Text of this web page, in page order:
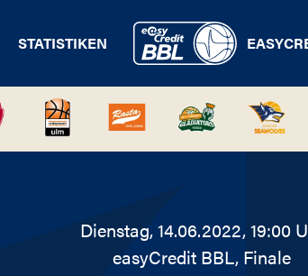
STATISTIKEN
Dienstag, 14.06.2022, 19:00
easyCredit BBL, Finale